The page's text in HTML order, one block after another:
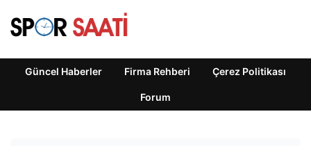
Güncel Haberler Firma Rehberi Çerez Politikası
Forum